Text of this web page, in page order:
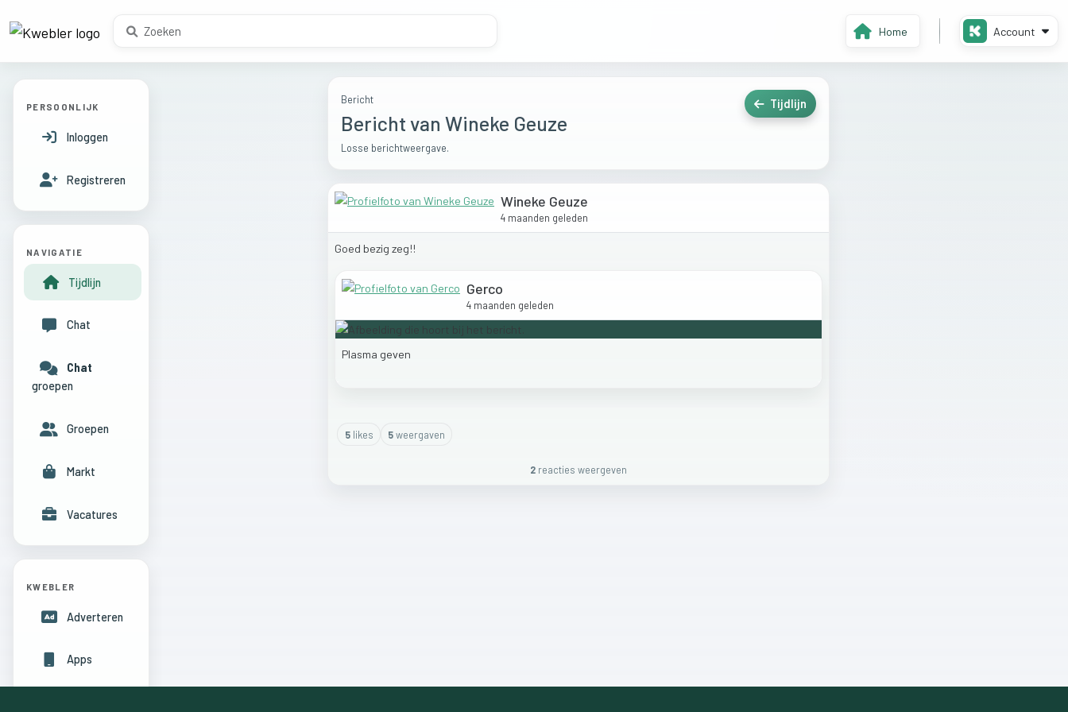
Home Account
Bericht
Bericht van Wineke Geuze
Losse berichtweergave.
Tijdlijn
Wineke Geuze
4 maanden geleden
Goed bezig zeg!!
Gerco
4 maanden geleden
Plasma geven
5likes 5weergaven
2 reacties weergeven
PERSOONLIJK
Inloggen
Registreren
NAVIGATIE
Tijdlijn
Chat
Chat
groepen
Groepen
Markt
Vacatures
KWEBLER
Adverteren
Apps